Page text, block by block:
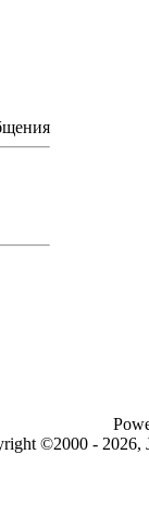
©2000 - 2026,